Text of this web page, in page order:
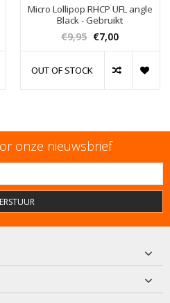
Micro Lollipop RHCP UFL angle
Black - Gebruikt
€9,95 €7,00
OUT OF STOCK
onze nieuwsbrief